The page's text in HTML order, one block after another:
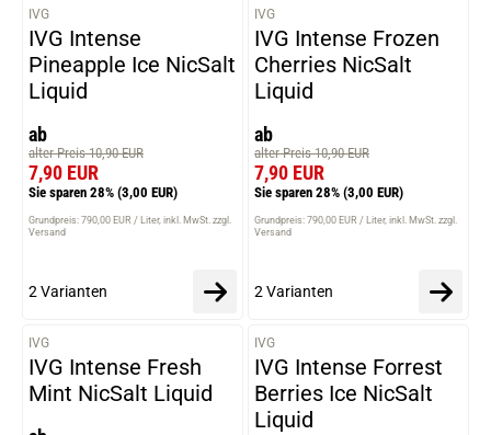
IVG
IVG Intense
Pineapple Ice NicSalt
Liquid
ab
alter Preis 10,90 EUR
7,90 EUR
Sie sparen 28% (3,00 EUR)
Grundpreis: 790,00 EUR / Liter inkl. MwSt. zzgl.
Versand
2 Varianten
IVG
IVG Intense Frozen
Cherries NicSalt
Liquid
ab
alter Preis 10,90 EUR
7,90 EUR
Sie sparen 28% (3,00 EUR)
Grundpreis: 790,00 EUR / Liter inkl. MwSt. zzgl.
Versand
2 Varianten
VARIANTEN
IVG
IVG Intense Fresh
Mint NicSalt Liquid
IVG
IVG Intense Forrest
Berries Ice NicSalt
Liquid